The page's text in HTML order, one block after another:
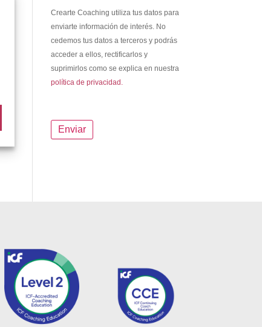
Crearte Coaching utiliza tus datos para
enviarte información de interés. No
cedemos tus datos a terceros y podrás
acceder a ellos, rectificarlos y
suprimirlos como se explica en nuestra
política de privacidad.